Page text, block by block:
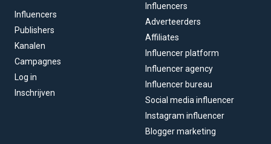
Influencers
Publishers
Kanalen
Campagnes
Log in
Inschrijven
Influencers
Adverteerders
Affiliates
Influencer platform
Influencer agency
Influencer bureau
Social media influencer
Instagram influencer
Blogger marketing